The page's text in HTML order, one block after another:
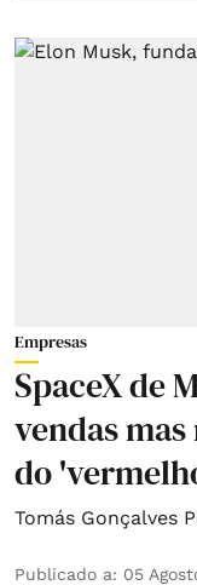
Empresas
SpaceX de
vendas
do
Tomás Gonçalves
Publicado a: 05